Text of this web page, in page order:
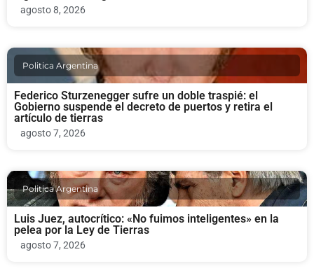
agosto 8, 2026
Politica Argentina
Federico Sturzenegger sufre un doble traspié: el
Gobierno suspende el decreto de puertos y retira el
artículo de tierras
agosto 7, 2026
Politica Argentina
Luis Juez, autocrítico: «No fuimos inteligentes» en la
pelea por la Ley de Tierras
agosto 7, 2026